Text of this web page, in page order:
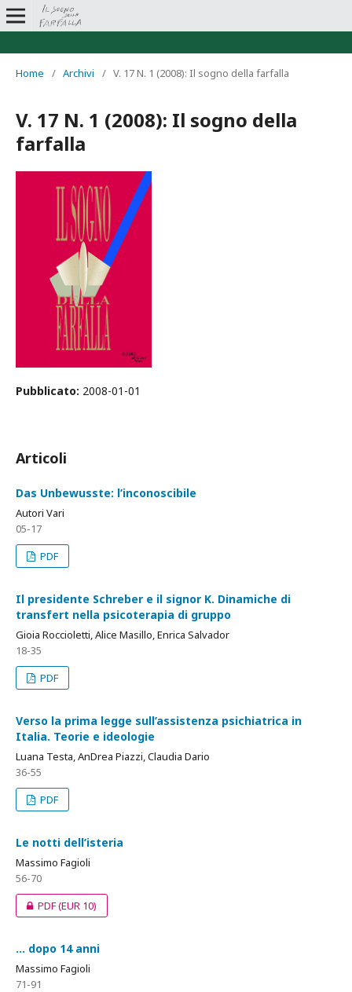
Home / Archivi / V. 17 N. 1 (2008): Il sogno della farfalla
V. 17 N. 1 (2008): Il sogno della
farfalla
Pubblicato: 2008-01-01
Articoli
Das Unbewusste: l’inconoscibile
Autori Vari
05-17
PDF
Il presidente Schreber e il signor K. Dinamiche di
transfert nella psicoterapia di gruppo
Gioia Roccioletti, Alice Masillo, Enrica Salvador
18-35
PDF
Verso la prima legge sull’assistenza psichiatrica in
Italia. Teorie e ideologie
Luana Testa, AnDrea Piazzi, Claudia Dario
36-55
PDF
Le notti dell’isteria
Massimo Fagioli
56-70
PDF(EUR 10)
... dopo 14 anni
Massimo Fagioli
71-91